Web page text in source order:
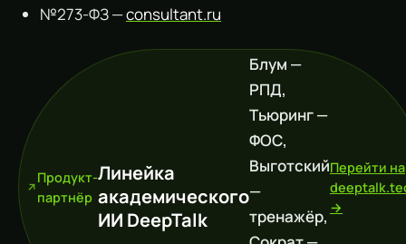
№273-ФЗ —consultant.ru
Продукт-
партнёр
Линейка
академического
ИИ DeepTalk
Блум —
РПД,
Тьюринг —
ФОС,
Выготский
—
тренажёр,
Перейти на
→